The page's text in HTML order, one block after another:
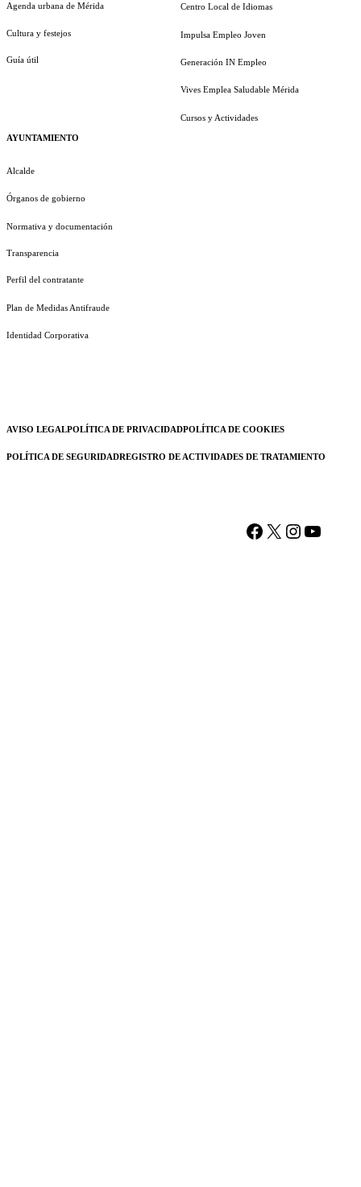
Agenda urbana de Mérida
Cultura y festejos
Guía útil
AYUNTAMIENTO
Alcalde
Órganos de gobierno
Normativa y documentación
Transparencia
Perfil del contratante
Plan de Medidas Antifraude
Identidad Corporativa
Centro Local de Idiomas
Impulsa Empleo Joven
Generación IN Empleo
Vives Emplea Saludable Mérida
Cursos y Actividades
AVISO LEGALPOLÍTICA DE PRIVACIDADPOLÍTICA DE COOKIES
POLÍTICA DE SEGURIDADREGISTRO DE ACTIVIDADES DE TRATAMIENTO
Facebook
X Instagram